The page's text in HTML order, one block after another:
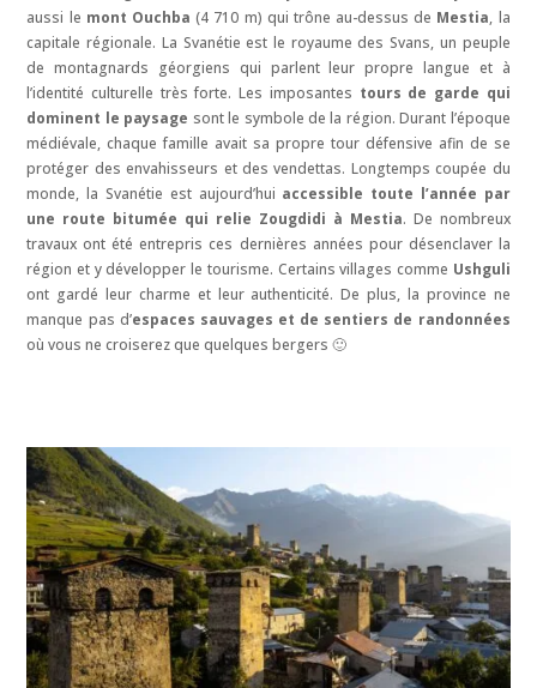
Nos articles de blog sur la Géorgie
Nos produits sur la Géorgie
aussi le mont Ouchba (4 710 m) qui trône au-dessus de Mestia, la
capitale régionale. La Svanétie est le royaume des Svans, un peuple
de montagnards géorgiens qui parlent leur propre langue et à
l’identité culturelle très forte. Les imposantes tours de garde qui
dominent le paysage sont le symbole de la région. Durant l’époque
médiévale, chaque famille avait sa propre tour défensive afin de se
protéger des envahisseurs et des vendettas. Longtemps coupée du
monde, la Svanétie est aujourd’hui accessible toute l’année par
une route bitumée qui relie Zougdidi à Mestia. De nombreux
travaux ont été entrepris ces dernières années pour désenclaver la
région et y développer le tourisme. Certains villages comme Ushguli
ont gardé leur charme et leur authenticité. De plus, la province ne
manque pas d’espaces sauvages et de sentiers de randonnées
où vous ne croiserez que quelques bergers 🙂